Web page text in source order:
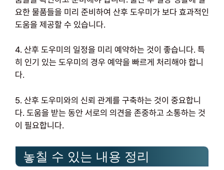
요한 물품들을 미리 준비하여 산후 도우미가 보다 효과적인
도움을 제공할 수 있습니다.
4. 산후 도우미의 일정을 미리 예약하는 것이 좋습니다. 특
히 인기 있는 도우미의 경우 예약을 빠르게 처리해야 합니
다.
5. 산후 도우미와의 신뢰 관계를 구축하는 것이 중요합니
다. 도움을 받는 동안 서로의 의견을 존중하고 소통하는 것
이 필요합니다.
놓칠 수 있는 내용 정리